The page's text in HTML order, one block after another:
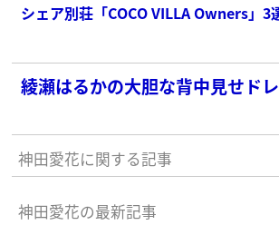
シェア別荘「COCO VILLA Owners」3
綾瀬はるかの大胆な背中見せド
神田愛花に関する記事
神田愛花の最新記事